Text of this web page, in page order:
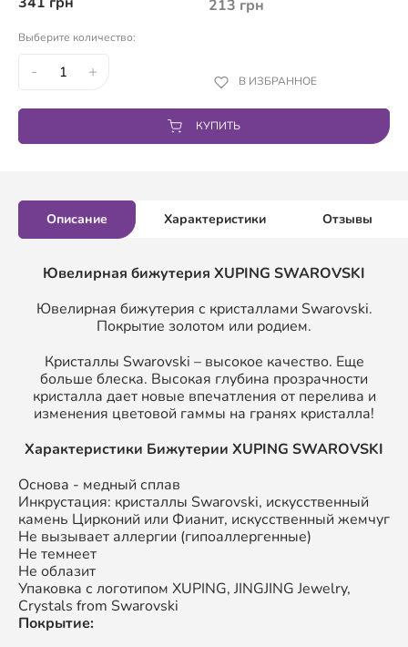
213 грн
Выберите количество:
- + В ИЗБРАННОЕ
КУПИТЬ
Описание Характеристики Отзывы
Ювелирная бижутерия XUPING SWAROVSKI
Ювелирная бижутерия с кристаллами Swarovski.
Покрытие золотом или родием.
Кристаллы Swarovski – высокое качество. Еще
больше блеска. Высокая глубина прозрачности
кристалла дает новые впечатления от перелива и
изменения цветовой гаммы на гранях кристалла!
Характеристики Бижутерии XUPING SWAROVSKI
Основа - медный сплав
Инкрустация: кристаллы Swarovski, искусственный
камень Цирконий или Фианит, искусственный жемчуг
Не вызывает аллергии (гипоаллергенные)
Не темнеет
Не облазит
Упаковка с логотипом XUPING, JINGJING Jewelry,
Crystals from Swarovski
Покрытие: